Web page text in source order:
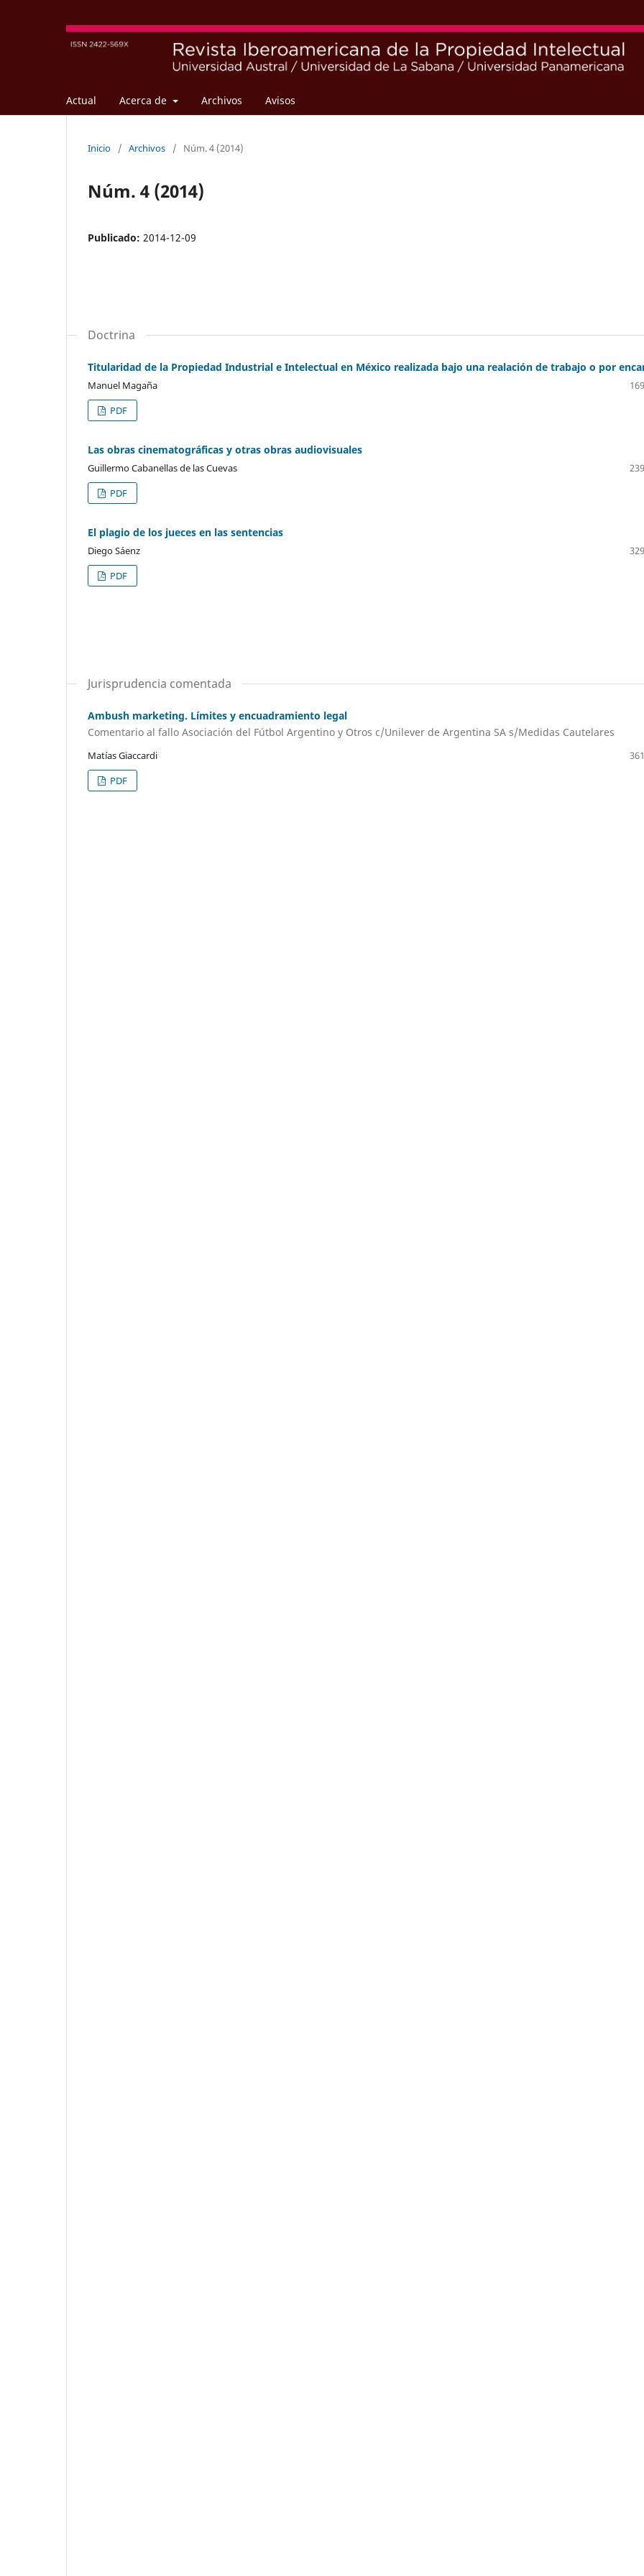
Actual Acerca de Archivos Avisos
Inicio / Archivos / Núm. 4 (2014)
Núm. 4 (2014)
Publicado: 2014-12-09
Doctrina
Titularidad de la Propiedad Industrial e Intelectual en México realizada bajo una realación de trabajo o por
Manuel Magaña
PDF
Las obras cinematográficas y otras obras audiovisuales
Guillermo Cabanellas de las Cuevas
PDF
El plagio de los jueces en las sentencias
Diego Sáenz
PDF
Jurisprudencia comentada
Ambush marketing. Límites y encuadramiento legal
Comentario al fallo Asociación del Fútbol Argentino y Otros c/Unilever de Argentina SA s/Medidas Cautelares
Matías Giaccardi
PDF